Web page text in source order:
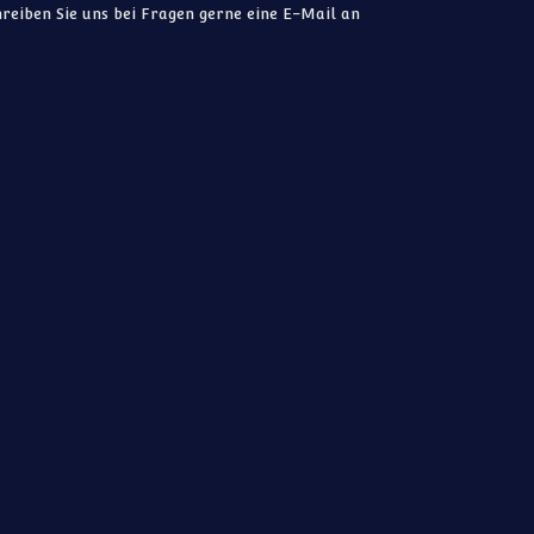
Sie uns bei Fragen gerne eine E-Mail an